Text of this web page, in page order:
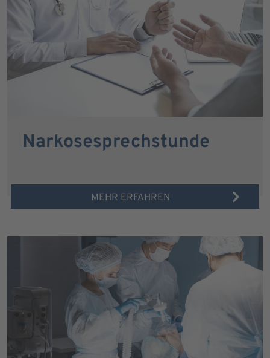
Narkosesprechstunde
MEHR ERFAHREN